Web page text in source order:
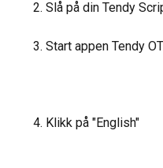
Slå på din Tendy
Start appen Tendy
Klikk på "English"